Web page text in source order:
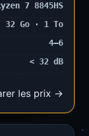
7 8845HS
32 Go · 1 To
4–6
< 32 dB
les prix →